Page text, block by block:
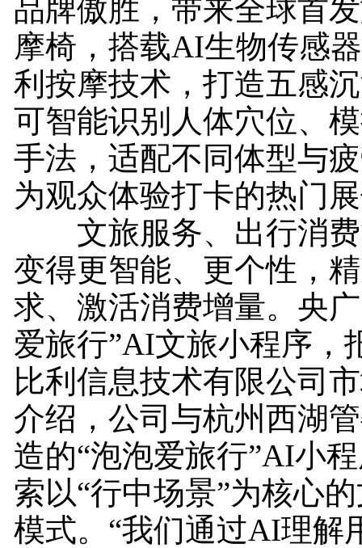
品牌傲胜，带来全球首
摩椅，搭载AI生物传感
利按摩技术，打造五感
可智能识别人体穴位、
手法，适配不同体型与
为观众体验打卡的热门
文旅服务、出行消费
变得更智能、更个性，
求、激活消费增量。央
爱旅行”AI文旅小程序，
比利信息技术有限公司
介绍，公司与杭州西湖
造的“泡泡爱旅行”AI小
索以“行中场景”为核心
模式。“我们通过AI理解